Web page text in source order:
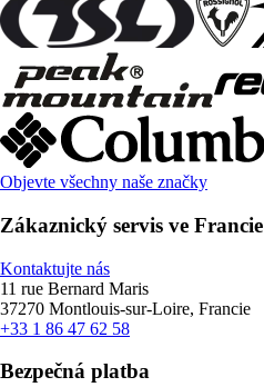
Objevte všechny naše značky
Zákaznický servis ve Francie
Kontaktujte nás
11 rue Bernard Maris
37270 Montlouis-sur-Loire, Francie
+33 1 86 47 62 58
Bezpečná platba